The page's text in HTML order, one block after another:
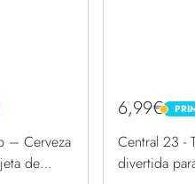
– Cerveza
de
6,99€PRIME
Central 23 -
divertida